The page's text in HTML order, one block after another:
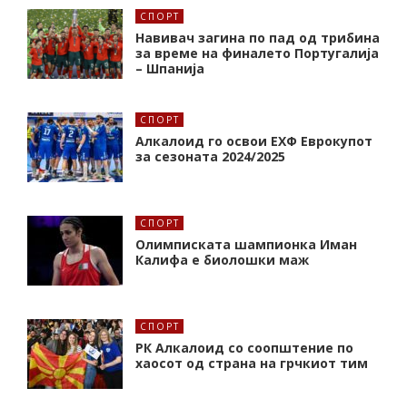
СПОРТ
Навивач загина по пад од трибина
за време на финалето Португалија
– Шпанија
СПОРТ
Алкалоид го освои ЕХФ Еврокупот
за сезоната 2024/2025
СПОРТ
Олимписката шампионка Иман
Калифa е биолошки маж
СПОРТ
РК Алкалоид со соопштение по
хаосот од страна на грчкиот тим